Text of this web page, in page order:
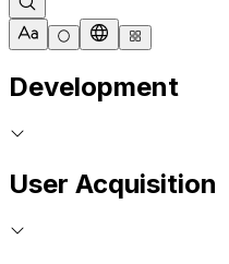
Development
User Acquisition